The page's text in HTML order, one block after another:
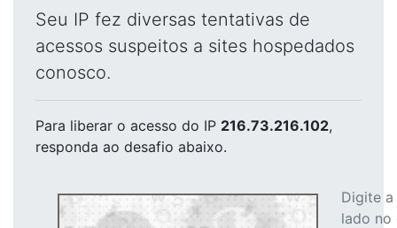
Seu IP fez diversas tentativas de
acessos suspeitos a sites hospedados
conosco.
Para liberar o acesso do IP 216.73.216.102,
responda ao desafio abaixo.
Digite
lado no